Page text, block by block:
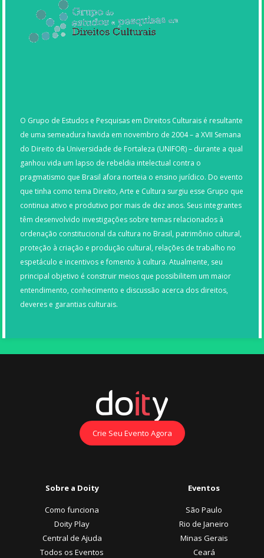
O Grupo de Estudos e Pesquisas em Direitos Culturais é resultante
de uma semeadura havida em novembro de 2004 – a XVII Semana
do Direito da Universidade de Fortaleza (UNIFOR) – durante a qual
ganhou vida um lapso de rebeldia intelectual contra o
pragmatismo que Brasil afora norteia o ensino jurídico. Do evento
que tinha como tema Direito, Arte e Cultura surgiu esse Grupo que
continua ativo e produtivo por mais de dez anos. Seus integrantes
têm desenvolvido investigações sobre temas relacionados à
ordenação constitucional da cultura no Brasil, patrimônio cultural,
proteção à criação e produção cultural, relações de trabalho no
espetáculo e incentivos e fomento à cultura. Atualmente, seu
principal objetivo é construir meios que possibilitem um maior
entendimento, conhecimento e discussão acerca dos direitos,
deveres e garantias culturais.
Crie Seu Evento Agora
Sobre a Doity
Como funciona
Doity Play
Central de Ajuda
Todos os Eventos
Eventos
São Paulo
Rio de Janeiro
Minas Gerais
Ceará